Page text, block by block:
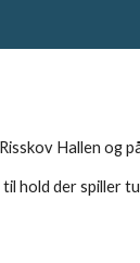
Hallen og
hold der spiller